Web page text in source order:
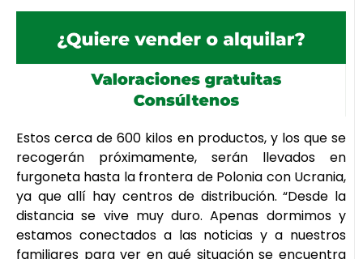
Estos cerca de 600 kilos en productos, y los que se
recogerán próximamente, serán llevados en
furgoneta hasta la frontera de Polonia con Ucrania,
ya que allí hay centros de distribución. “Desde la
distancia se vive muy duro. Apenas dormimos y
estamos conectados a las noticias y a nuestros
familiares para ver en qué situación se encuentra